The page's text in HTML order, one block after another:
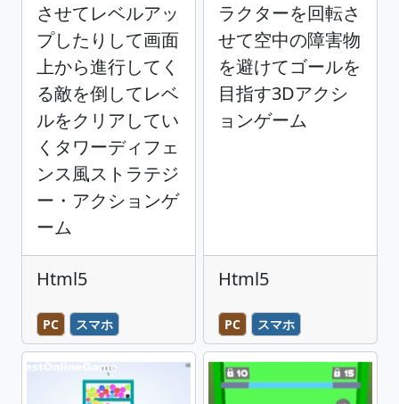
させてレベルアッ
プしたりして画面
上から進行してく
る敵を倒してレベ
ルをクリアしてい
くタワーディフェ
ンス風ストラテジ
ー・アクションゲ
ーム
Html5
PC スマホ
ラクターを回転さ
せて空中の障害物
を避けてゴールを
目指す3Dアクシ
ョンゲーム
Html5
PC スマホ